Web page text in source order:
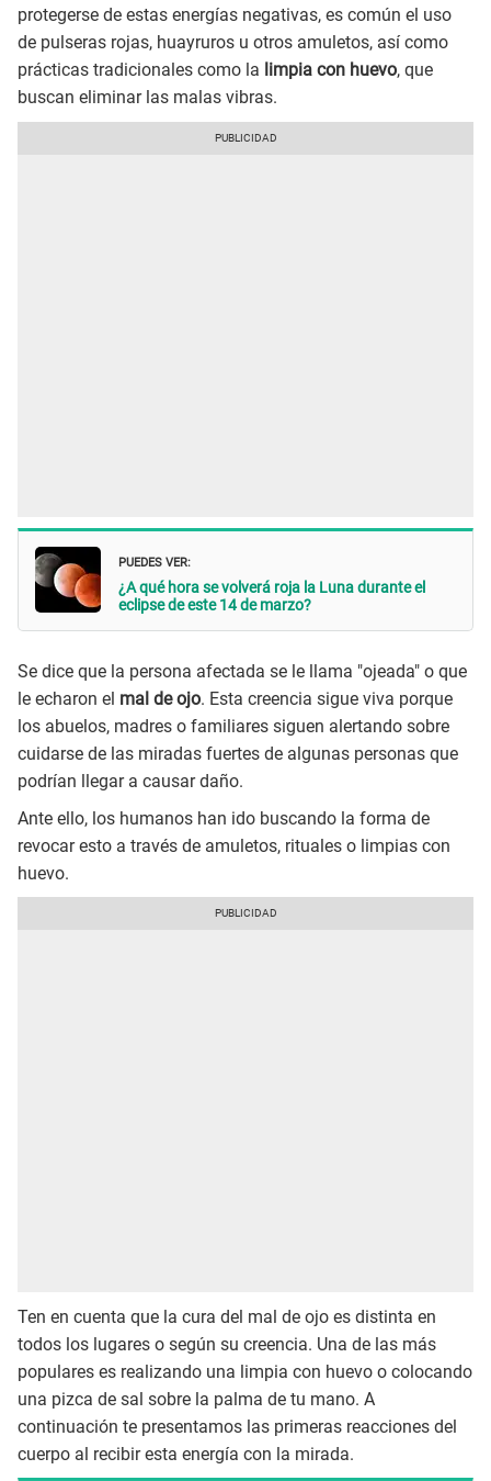
protegerse de estas energías negativas, es común el uso
de pulseras rojas, huayruros u otros amuletos, así como
prácticas tradicionales como la limpia con huevo, que
buscan eliminar las malas vibras.
PUEDES VER:
¿A qué hora se volverá roja la Luna durante el
eclipse de este 14 de marzo?
Se dice que la persona afectada se le llama "ojeada" o que
le echaron el mal de ojo. Esta creencia sigue viva porque
los abuelos, madres o familiares siguen alertando sobre
cuidarse de las miradas fuertes de algunas personas que
podrían llegar a causar daño.
Ante ello, los humanos han ido buscando la forma de
revocar esto a través de amuletos, rituales o limpias con
huevo.
Ten en cuenta que la cura del mal de ojo es distinta en
todos los lugares o según su creencia. Una de las más
populares es realizando una limpia con huevo o colocando
una pizca de sal sobre la palma de tu mano. A
continuación te presentamos las primeras reacciones del
cuerpo al recibir esta energía con la mirada.